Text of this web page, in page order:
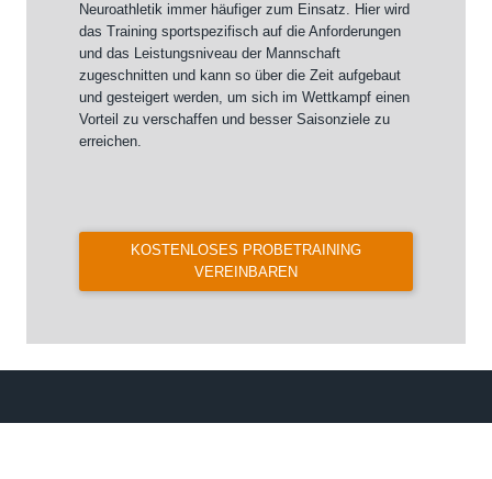
Neuroathletik immer häufiger zum Einsatz. Hier wird
das Training sportspezifisch auf die Anforderungen
und das Leistungsniveau der Mannschaft
zugeschnitten und kann so über die Zeit aufgebaut
und gesteigert werden, um sich im Wettkampf einen
Vorteil zu verschaffen und besser Saisonziele zu
erreichen.
KOSTENLOSES PROBETRAINING
VEREINBAREN